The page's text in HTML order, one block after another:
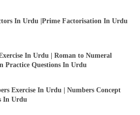
In Urdu |Prime Factorisation In Urdu
In Urdu | Roman to Numeral
Practice Questions In Urdu
Exercise In Urdu | Numbers Concept
In Urdu